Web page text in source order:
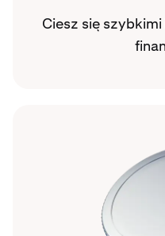
Ciesz się